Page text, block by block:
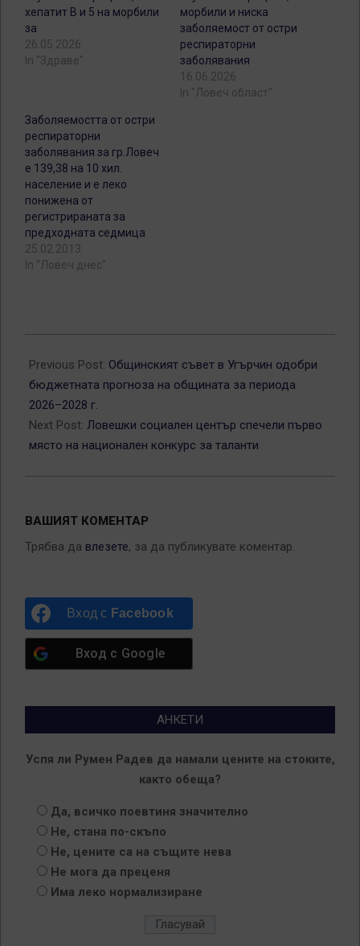
хепатит В и 5 на морбили
за
26.05.2026
In "Здраве"
морбили и ниска
заболяемост от остри
респираторни
заболявания
16.06.2026
In "Ловеч област"
Заболяемостта от остри
респираторни
заболявания за гр.Ловеч
е 139,38 на 10 хил.
население и е леко
понижена от
регистрираната за
предходната седмица
25.02.2013
In "Ловеч днес"
06-
29
Previous Post: Общинският съвет в Угърчин одобри
бюджетната прогноза на общината за периода
2026–2028 г.
Next Post: Ловешки социален център спечели първо
място на национален конкурс за таланти
ВАШИЯТ КОМЕНТАР
Трябва да влезете, за да публикувате коментар.
Вход с Facebook
Вход с Google
АНКЕТИ
Успя ли Румен Радев да намали цените на стоките,
както обеща?
Да, всичко поевтиня значително
Не, стана по-скъпо
Не, цените са на същите нева
Не мога да преценя
Има леко нормализиране